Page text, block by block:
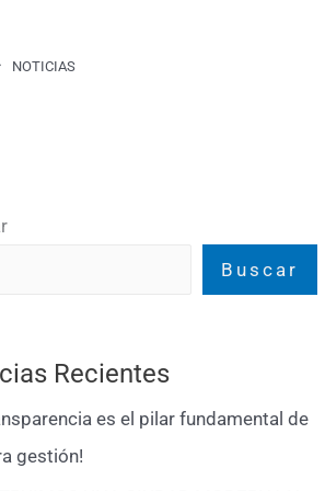
NOTICIAS
Buscar
Recientes
es el pilar fundamental de
gestión!